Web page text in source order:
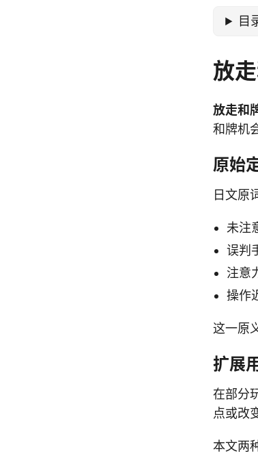
目
放
放走和
和牌机
原始
日文原
未注
误判
注意
操作
这一原
扩展
在部分
点或改
本文两